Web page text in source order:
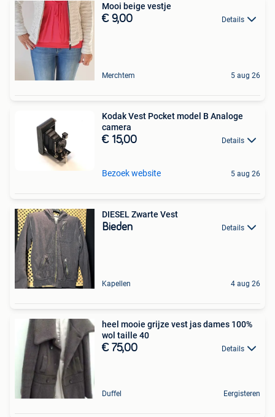
Mooi beige vestje
€ 9,00 Details
Merchtem 5 aug 26
Kodak Vest Pocket model B Analoge
camera
€ 15,00 Details
Bezoek website 5 aug 26
DIESEL Zwarte Vest
Bieden Details
Kapellen 4 aug 26
heel mooie grijze vest jas dames 100%
wol taille 40
€ 75,00 Details
Duffel Eergisteren